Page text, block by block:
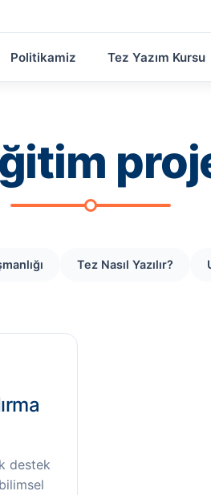
Politikamiz Tez Yazım Kursu
Tez Nasıl Yazılır?
destek